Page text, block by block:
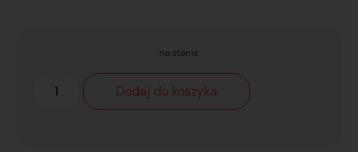
na stanie
Dodaj do koszyka